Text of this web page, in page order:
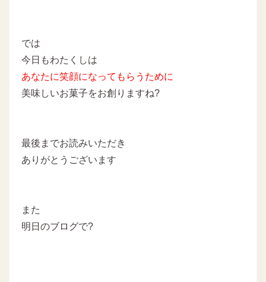
では
今日もわたくしは
あなたに笑顔になってもらうために
美味しいお菓子をお創りますね?
最後までお読みいただき
ありがとうございます
また
明日のブログで?